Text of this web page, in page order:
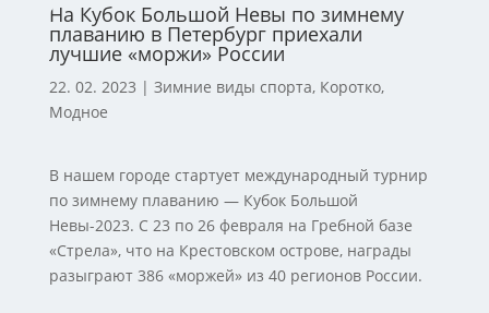
На Кубок Большой Невы по зимнему
плаванию в Петербург приехали
лучшие «моржи» России
22. 02. 2023 | Зимние виды спорта, Коротко,
Модное
В нашем городе стартует международный турнир
по зимнему плаванию — Кубок Большой
Невы-2023. С 23 по 26 февраля на Гребной базе
«Стрела», что на Крестовском острове, награды
разыграют 386 «моржей» из 40 регионов России.